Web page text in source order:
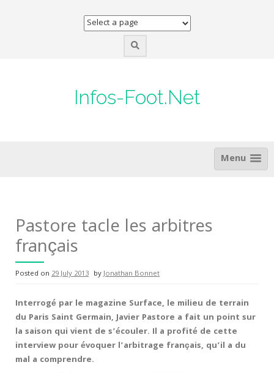
Infos-Foot.Net
Menu
Pastore tacle les arbitres
français
Posted on 29 July 2013 byJonathan Bonnet
Interrogé par le magazine Surface, le milieu de terrain
du Paris Saint Germain, Javier Pastore a fait un point sur
la saison qui vient de s’écouler. Il a profité de cette
interview pour évoquer l’arbitrage français, qu’il a du
mal a comprendre.